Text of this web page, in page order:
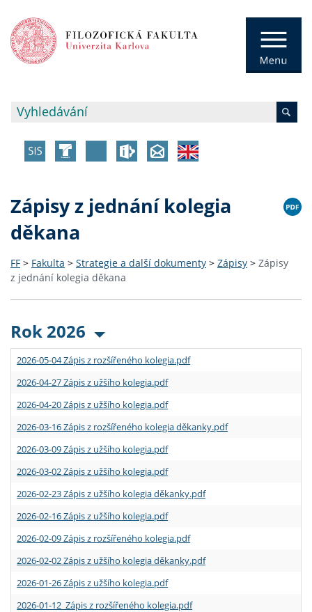
Zápisy z jednání kolegia
děkana
FF > Fakulta > Strategie a další dokumenty > Zápisy > Zápisy
z jednání kolegia děkana
Rok 2026
2026-05-04 Zápis z rozšířeného kolegia.pdf
2026-04-27 Zápis z užšího kolegia.pdf
2026-04-20 Zápis z užšího kolegia.pdf
2026-03-16 Zápis z rozšířeného kolegia děkanky.pdf
2026-03-09 Zápis z užšího kolegia.pdf
2026-03-02 Zápis z užšího kolegia.pdf
2026-02-23 Zápis z užšího kolegia děkanky.pdf
2026-02-16 Zápis z užšího kolegia.pdf
2026-02-09 Zápis z rozšířeného kolegia.pdf
2026-02-02 Zápis z užšího kolegia děkanky.pdf
2026-01-26 Zápis z užšího kolegia.pdf
2026-01-12 Zápis z rozšířeného kolegia.pdf